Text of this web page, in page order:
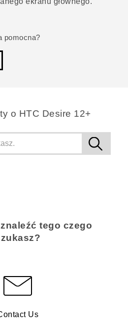
pomocna?
o HTC Desire 12+
tego czego
Us